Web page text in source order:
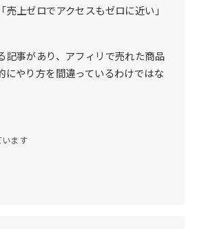
売上ゼロでアクセスもゼロに近い」
記事があり、アフィリで売れた商品
にやり方を間違っているわけではな
います